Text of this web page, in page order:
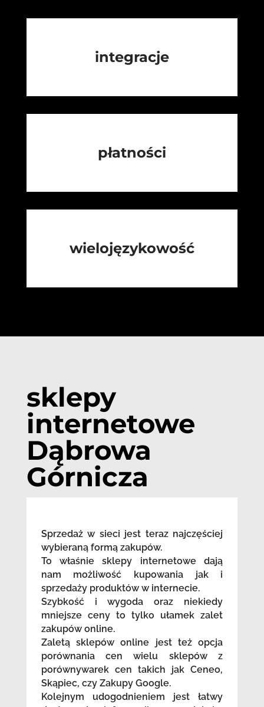
integracje
płatności
wielojęzykowość
sklepy
internetowe
Dąbrowa
Górnicza
Sprzedaż w sieci jest teraz najczęściej
wybieraną formą zakupów.
To właśnie sklepy internetowe dają
nam możliwość kupowania jak i
sprzedaży produktów w internecie.
Szybkość i wygoda oraz niekiedy
mniejsze ceny to tylko ułamek zalet
zakupów online.
Zaletą sklepów online jest też opcja
porównania cen wielu sklepów z
porównywarek cen takich jak Ceneo,
Skąpiec, czy Zakupy Google.
Kolejnym udogodnieniem jest łatwy